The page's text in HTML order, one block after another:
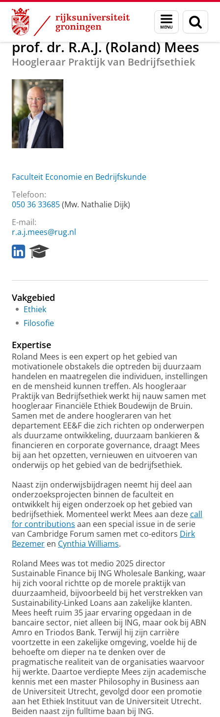
Skip
Content
Skip
Navigation
Menu
en
zoeken
Over ons prof. dr. R.A.J. (Roland) Mees
prof. dr. R.A.J. (Roland) Mees
Hoogleraar Praktijk van Bedrijfsethiek
Faculteit Economie en Bedrijfskunde
Telefoon:
050 36 33685(Mw. Nathalie Dijk)
E-mail:
r.a.j.mees@rug.nl
L
i
k
d
I
n
e
r
P
r
t
a
l
Vakgebied
Ethiek
Filosofie
Expertise
Roland Mees is een expert op het gebied van
motivationele obstakels die optreden bij duurzaam
handelen en maatregelen die individuen, instellingen
en de mensheid kunnen treffen. Als hoogleraar
Praktijk van Bedrijfsethiek werkt hij nauw samen met
hoogleraar Financiële Ethiek Boudewijn de Bruin.
Samen met de andere hoogleraren van het
departement EE&F die zich richten op onderwerpen
als duurzame ontwikkeling, duurzaam bankieren &
financieren en corporate governance, draagt Mees
bij aan het opzetten, vernieuwen en uitvoeren van
onderwijs op het gebied van de bedrijfsethiek.
Naast zijn onderwijsbijdragen neemt hij deel aan
onderzoeksprojecten binnen de faculteit en
ontwikkelt hij eigen onderzoek op het gebied van
bedrijfsethiek. Momenteel werkt Mees aan deze call
for contributions aan een special issue in de serie
van Cambridge Forum samen met co-editors Dirk
Bezemer en Cynthia Williams.
Roland Mees was tot medio 2025 director
Sustainable Finance bij ING Wholesale Banking, waar
hij zich vooral richtte op de morele praktijk van
duurzaamheid, bijvoorbeeld bij het verstrekken van
Sustainability-Linked Loans aan zakelijke klanten.
Mees heeft ruim 35 jaar ervaring opgedaan in de
bancaire sector, niet alleen bij ING, maar ook bij ABN
Amro en Triodos Bank. Terwijl hij zijn carrière
voortzette in een zakelijke omgeving, voelde hij de
behoefte om dieper na te denken over de
pragmatische realiteit van de organisaties waarvoor
hij werkte. Daartoe verdiepte Mees zijn academische
kennis met een master Philosophy in Business aan
de Universiteit Utrecht, gevolgd door een promotie
aan het Ethiek Instituut van de Universiteit Utrecht.
Beiden naast zijn fulltime baan bij ING.